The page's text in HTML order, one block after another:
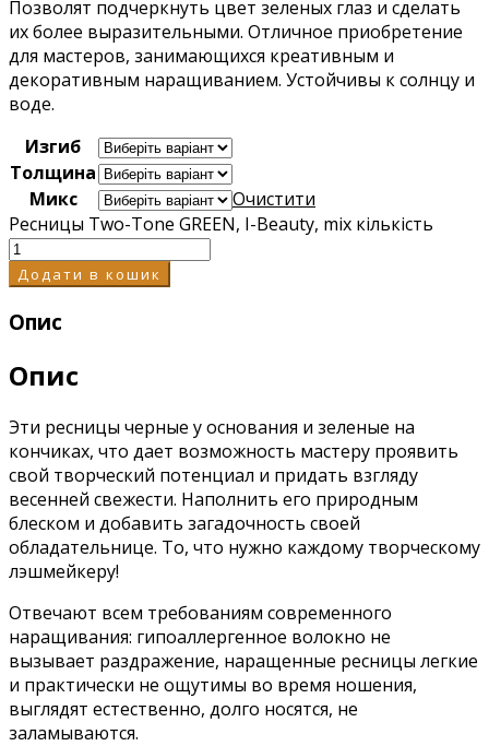
Позволят подчеркнуть цвет зеленых глаз и сделать
их более выразительными. Отличное приобретение
для мастеров, занимающихся креативным и
декоративным наращиванием. Устойчивы к солнцу и
воде.
Изгиб
Толщина
Микс
Очистити
Ресницы Two-Tone GREEN, I-Beauty, mix кількість
Додати в кошик
Опис
Опис
Эти ресницы черные у основания и зеленые на
кончиках, что дает возможность мастеру проявить
свой творческий потенциал и придать взгляду
весенней свежести. Наполнить его природным
блеском и добавить загадочность своей
обладательнице. То, что нужно каждому творческому
лэшмейкеру!
Отвечают всем требованиям современного
наращивания: гипоаллергенное волокно не
вызывает раздражение, наращенные ресницы легкие
и практически не ощутимы во время ношения,
выглядят естественно, долго носятся, не
заламываются.